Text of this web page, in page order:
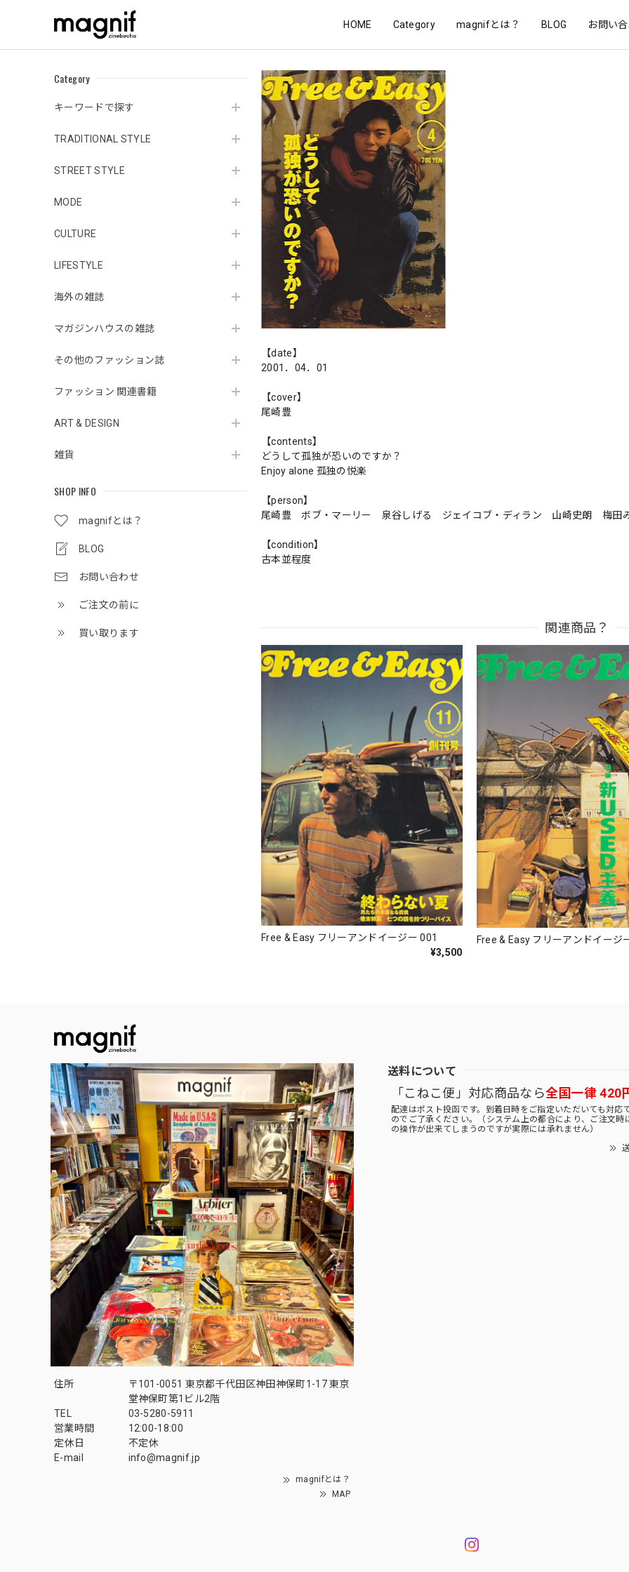
HOME Category magnifとは？ BLOG お問い
Category
キーワードで探す
TRADITIONAL STYLE
STREET STYLE
MODE
CULTURE
LIFESTYLE
海外の雑誌
マガジンハウスの雑誌
その他のファッション誌
ファッション 関連書籍
ART & DESIGN
雑貨
SHOP INFO
magnifとは？
BLOG
お問い合わせ
ご注文の前に
買い取ります
【date】
2001．04．01
【cover】
尾崎豊
【contents】
どうして孤独が恐いのですか？
Enjoy alone 孤独の悦楽
【person】
尾崎豊 ボブ・マーリー 泉谷しげる ジェイコブ・ディラン 山崎史朗 梅田
【condition】
古本並程度
関連商品？
Free & Easy フリーアンドイージー 001
¥3,500
Free & Easy フリーアンドイージ
住所
〒101-0051 東京都千代田区神田神保町1-17 東京
堂神保町第1ビル2階
TEL
03-5280-5911
営業時間
12:00-18:00
定休日
不定休
E-mail
info@magnif.jp
magnifとは？
MAP
送料について
「こねこ便」対応商品なら全国一律 420
配達はポスト投函です。到着日時をご指定いただいても対応
のでご了承ください。（システム上の都合により、ご注文時
の操作が出来てしまうのですが実際には承れません）